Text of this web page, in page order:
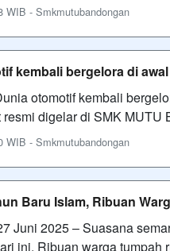
WIB - Smkmutubandongan
kembali bergelora di
otomotif kembali
resmi digelar di SMK
WIB - Smkmutubandongan
Baru Islam, Ribuan
Juni 2025 – Suasana
ini. Ribuan warga